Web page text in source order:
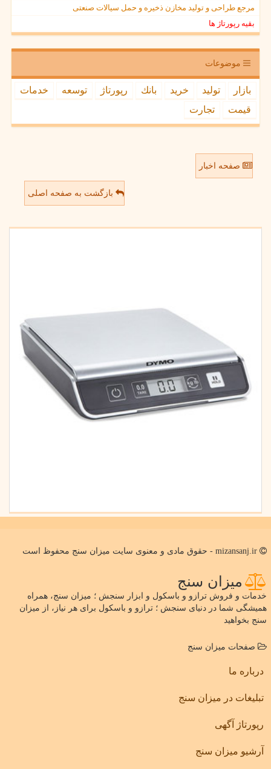
مرجع طراحی و تولید مخازن ذخیره و حمل سیالات صنعتی
بقیه رپورتاژ ها
موضوعات
بازار تولید خرید بانك رپورتاژ توسعه
خدمات
قیمت
تجارت
صفحه اخبار
بازگشت به صفحه اصلی
میزان سنج
خدمات و فروش ترازو و باسکول و ابزار سنجش ؛ میزان سنج، همراه
همیشگی شما در دنیای سنجش ؛ ترازو و باسکول برای هر نیاز، از میزان
سنج بخواهید
صفحات میزان سنج
درباره ما
تبلیغات در میزان سنج
رپورتاژ آگهی
آرشیو میزان سنج